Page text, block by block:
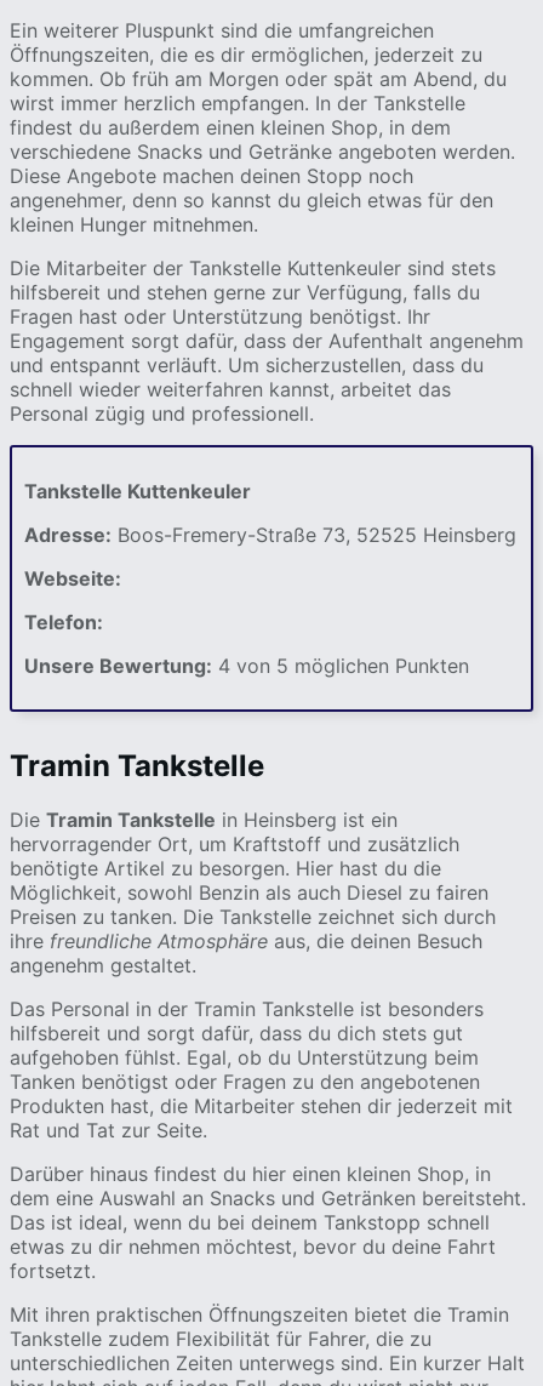
Ein weiterer Pluspunkt sind die umfangreichen
Öffnungszeiten, die es dir ermöglichen, jederzeit zu
kommen. Ob früh am Morgen oder spät am Abend, du
wirst immer herzlich empfangen. In der Tankstelle
findest du außerdem einen kleinen Shop, in dem
verschiedene Snacks und Getränke angeboten werden.
Diese Angebote machen deinen Stopp noch
angenehmer, denn so kannst du gleich etwas für den
kleinen Hunger mitnehmen.
Die Mitarbeiter der Tankstelle Kuttenkeuler sind stets
hilfsbereit und stehen gerne zur Verfügung, falls du
Fragen hast oder Unterstützung benötigst. Ihr
Engagement sorgt dafür, dass der Aufenthalt angenehm
und entspannt verläuft. Um sicherzustellen, dass du
schnell wieder weiterfahren kannst, arbeitet das
Personal zügig und professionell.
Tankstelle Kuttenkeuler
Adresse: Boos-Fremery-Straße 73, 52525 Heinsberg
Webseite:
Telefon:
Unsere Bewertung: 4 von 5 möglichen Punkten
Tramin Tankstelle
Die Tramin Tankstelle in Heinsberg ist ein
hervorragender Ort, um Kraftstoff und zusätzlich
benötigte Artikel zu besorgen. Hier hast du die
Möglichkeit, sowohl Benzin als auch Diesel zu fairen
Preisen zu tanken. Die Tankstelle zeichnet sich durch
ihre freundliche Atmosphäre aus, die deinen Besuch
angenehm gestaltet.
Das Personal in der Tramin Tankstelle ist besonders
hilfsbereit und sorgt dafür, dass du dich stets gut
aufgehoben fühlst. Egal, ob du Unterstützung beim
Tanken benötigst oder Fragen zu den angebotenen
Produkten hast, die Mitarbeiter stehen dir jederzeit mit
Rat und Tat zur Seite.
Darüber hinaus findest du hier einen kleinen Shop, in
dem eine Auswahl an Snacks und Getränken bereitsteht.
Das ist ideal, wenn du bei deinem Tankstopp schnell
etwas zu dir nehmen möchtest, bevor du deine Fahrt
fortsetzt.
Mit ihren praktischen Öffnungszeiten bietet die Tramin
Tankstelle zudem Flexibilität für Fahrer, die zu
unterschiedlichen Zeiten unterwegs sind. Ein kurzer Halt